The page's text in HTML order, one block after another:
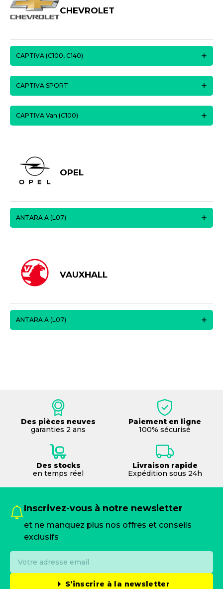
CHEVROLET
CAPTIVA (C100, C140)
CAPTIVA SPORT
CAPTIVA Van (C100)
OPEL
ANTARA A (L07)
VAUXHALL
ANTARA A (L07)
Des pièces neuves
garanties 2 ans
Paiement en ligne
100% sécurisé
Des stocks
en temps réel
Livraison rapide
Expédition sous 24h
Inscrivez-vous à notre newsletter
et ne manquez plus nos offres et conseils
exclusifs
S’inscrire à la newsletter